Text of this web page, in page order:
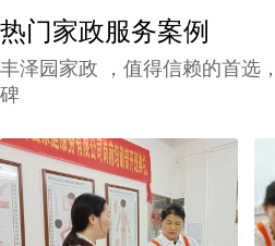
可以照护老
的人更专心
班管家价格
热门家政服务案例
丰泽园家政 ，值得信赖的首选
碑